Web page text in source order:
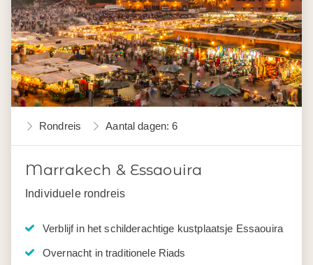
Rondreis Aantal dagen: 6
Marrakech & Essaouira
Individuele rondreis
Verblijf in het schilderachtige kustplaatsje Essaouira
Overnacht in traditionele Riads